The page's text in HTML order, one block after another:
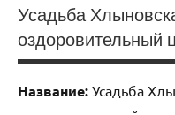
Усадьба
оздоровительный
Название: Усадьба